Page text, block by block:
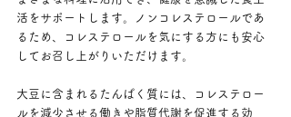
活をサポートします。ノンコレステロールであ
るため、コレステロールを気にする方にも安心
してお召し上がりいただけます。
大豆に含まれるたんぱく質には、コレステロー
ルを減少させる働きや脂質代謝を促進する効